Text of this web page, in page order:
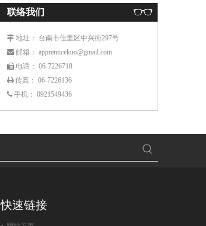
联络我们
 地址 ： 台南市佳里区中兴街297号
 邮箱 ： apprenticekuo@gmail.com
 电话 ： 06-7226718
传真： 06-7226136
 手机： 0921549436
快速链接